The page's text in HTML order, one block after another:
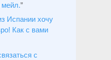
мейл.”
Испании хочу
Как с вами
с